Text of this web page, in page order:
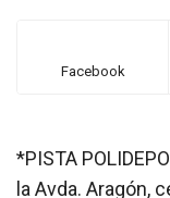
Facebook
*PISTA
la Avda. Aragón,